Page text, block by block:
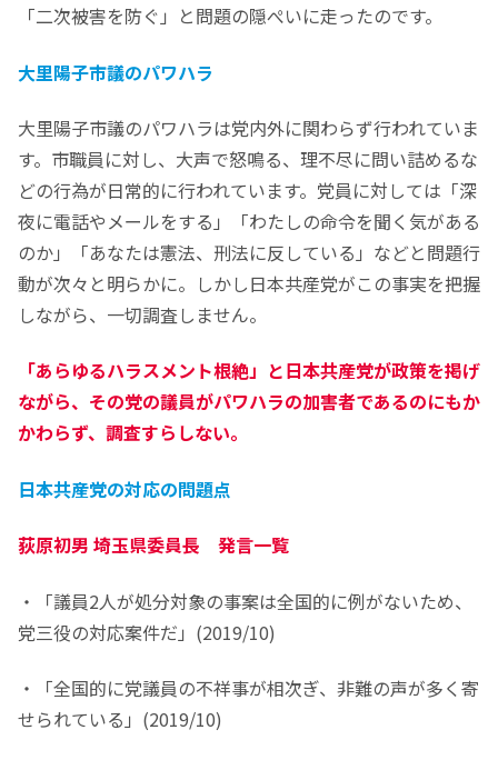
「二次被害を防ぐ」と問題の隠ぺいに走ったのです。
大里陽子市議のパワハラ
大里陽子市議のパワハラは党内外に関わらず行われていま
す。市職員に対し、大声で怒鳴る、理不尽に問い詰めるな
どの行為が日常的に行われています。党員に対しては「深
夜に電話やメールをする」「わたしの命令を聞く気がある
のか」「あなたは憲法、刑法に反している」などと問題行
動が次々と明らかに。しかし日本共産党がこの事実を把握
しながら、一切調査しません。
「あらゆるハラスメント根絶」と日本共産党が政策を掲げ
ながら、その党の議員がパワハラの加害者であるのにもか
かわらず、調査すらしない。
日本共産党の対応の問題点
荻原初男 埼玉県委員長 発言一覧
・「議員2人が処分対象の事案は全国的に例がないため、
党三役の対応案件だ」(2019/10)
・「全国的に党議員の不祥事が相次ぎ、非難の声が多く寄
せられている」(2019/10)